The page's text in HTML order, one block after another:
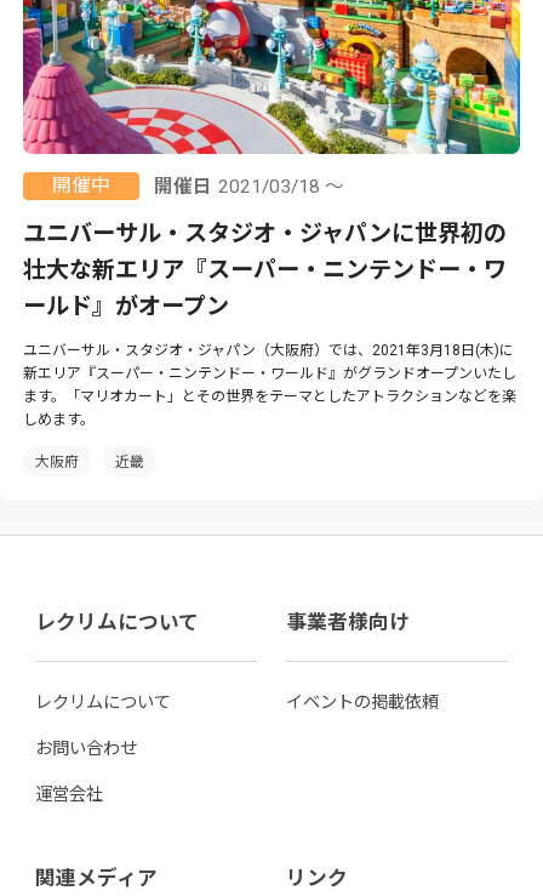
開催中 開催日 2021/03/18 ～
ユニバーサル・スタジオ・ジャパンに世界初の
壮大な新エリア『スーパー・ニンテンドー・ワ
ールド』がオープン
ユニバーサル・スタジオ・ジャパン（大阪府）では、2021年3月18日(木)に
新エリア『スーパー・ニンテンドー・ワールド』がグランドオープンいたし
ます。「マリオカート」とその世界をテーマとしたアトラクションなどを楽
しめます。
大阪府 近畿
レクリムについて
レクリムについて
お問い合わせ
運営会社
事業者様向け
イベントの掲載依頼
関連メディア リンク